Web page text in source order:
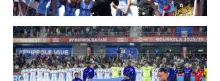
09/07/2026
MUNDIAL 2026: LAS LEONAS CONVOCADAS POR FERNANDO F...
Del 15 al 30 de agosto disputarán el Mundial 2026 en Países Bajos y Bélgica.
LEER MÁS